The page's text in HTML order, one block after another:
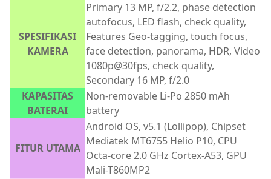
SPESIFIKASI
KAMERA
Primary 13 MP, f/2.2, phase detection
autofocus, LED flash, check quality,
Features Geo-tagging, touch focus,
face detection, panorama, HDR, Video
1080p@30fps, check quality,
Secondary 16 MP, f/2.0
KAPASITAS
BATERAI
Non-removable Li-Po 2850 mAh
battery
FITUR UTAMA
Android OS, v5.1 (Lollipop), Chipset
Mediatek MT6755 Helio P10, CPU
Octa-core 2.0 GHz Cortex-A53, GPU
Mali-T860MP2